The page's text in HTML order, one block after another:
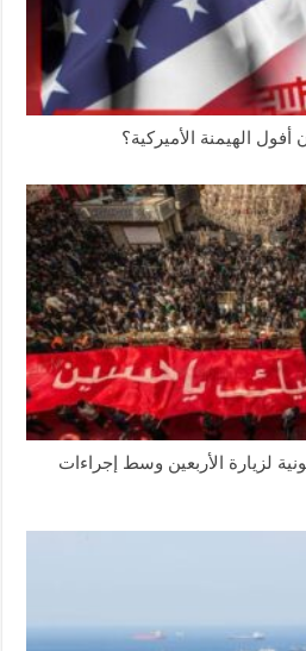
الهيمنة الأميركية؟
لزيارة الأربعين وسط إجراءات